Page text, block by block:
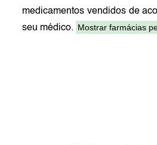
medicamentos vendidos de
seu médico. Mostrar farmácias